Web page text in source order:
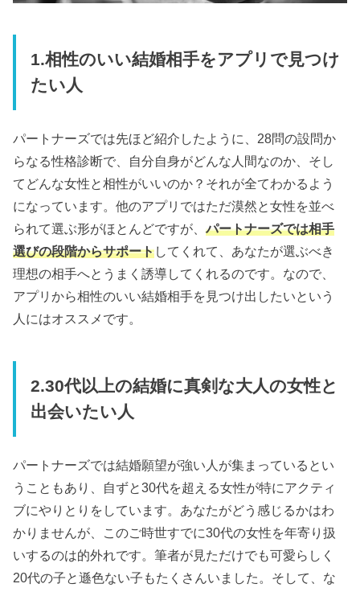
1.相性のいい結婚相手をアプリで見つけ
たい人
パートナーズでは先ほど紹介したように、28問の設問か
らなる性格診断で、自分自身がどんな人間なのか、そし
てどんな女性と相性がいいのか？それが全てわかるよう
になっています。他のアプリではただ漠然と女性を並べ
られて選ぶ形がほとんどですが、パートナーズでは相手
選びの段階からサポートしてくれて、あなたが選ぶべき
理想の相手へとうまく誘導してくれるのです。なので、
アプリから相性のいい結婚相手を見つけ出したいという
人にはオススメです。
2.30代以上の結婚に真剣な大人の女性と
出会いたい人
パートナーズでは結婚願望が強い人が集まっているとい
うこともあり、自ずと30代を超える女性が特にアクティ
ブにやりとりをしています。あなたがどう感じるかはわ
かりませんが、このご時世すでに30代の女性を年寄り扱
いするのは的外れです。筆者が見ただけでも可愛らしく
20代の子と遜色ない子もたくさんいました。そして、な